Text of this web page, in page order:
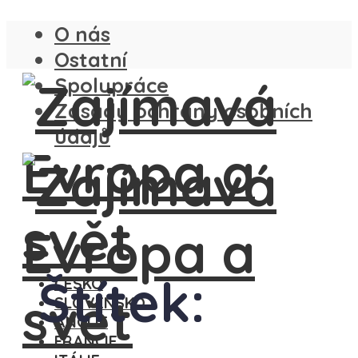
O nás
Ostatní
Spolupráce
Zásady ochrany osobních
údajů
ČESKO
SLOVENSKO
ANGLIE
FRANCIE
Štítek: